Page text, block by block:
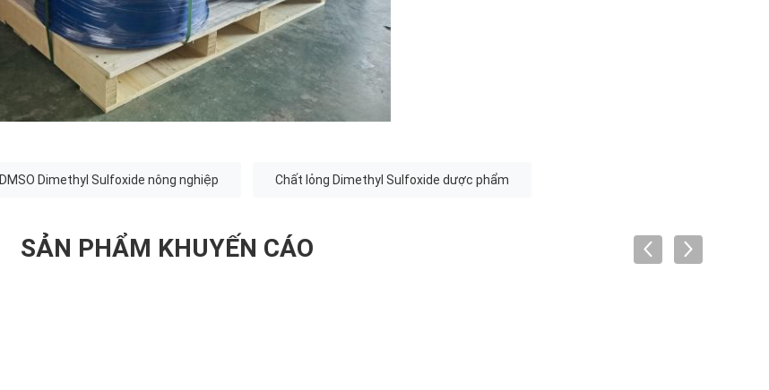
DMSO Dimethyl Sulfoxide nông nghiệp Chất lỏng Dimethyl Sulfoxide dược phẩm
SẢN PHẨM KHUYẾN CÁO